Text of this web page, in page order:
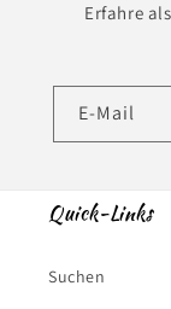
Erfahre
E-Mail
Quick-Links
Suchen